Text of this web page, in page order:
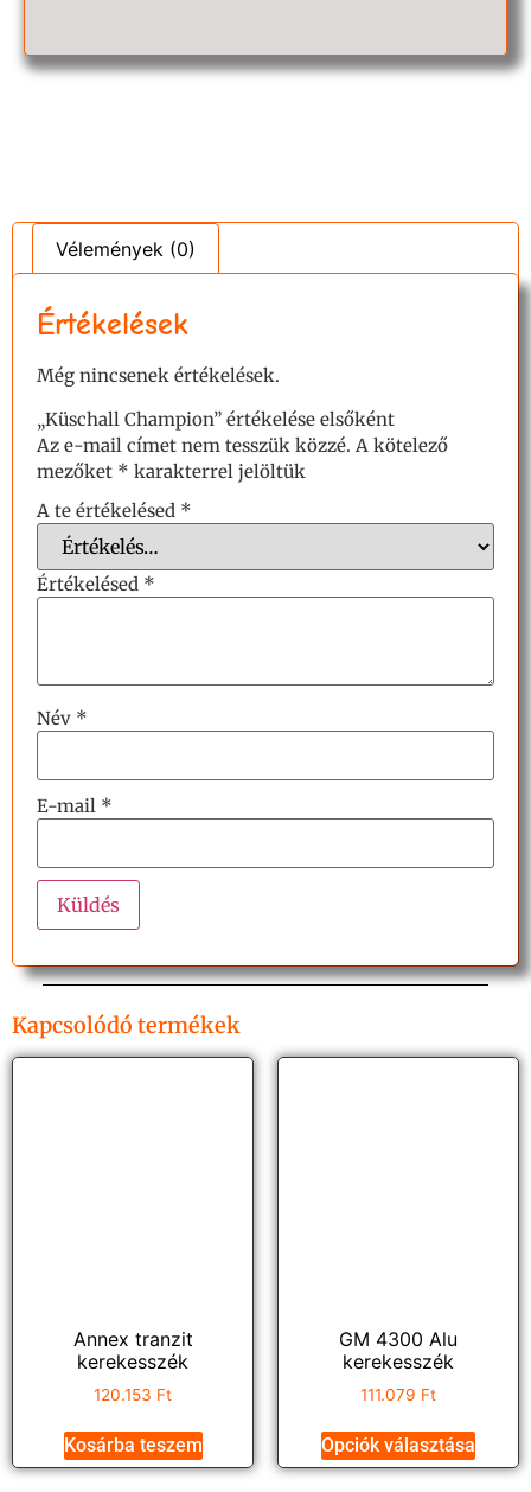
Vélemények (0)
Értékelések
Még nincsenek értékelések.
„Küschall Champion” értékelése elsőként
Az e-mail címet nem tesszük közzé. A kötelező
mezőket * karakterrel jelöltük
A te értékelésed *
Értékelésed *
Név *
E-mail *
Kapcsolódó termékek
Annex tranzit
kerekesszék
120.153 Ft
Kosárba teszem
GM 4300 Alu
kerekesszék
111.079 Ft
Opciók választása